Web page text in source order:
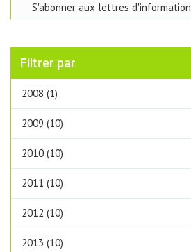
S'abonner aux lettres d'information
Filtrer par
2008 (1)
2009 (10)
2010 (10)
2011 (10)
2012 (10)
2013 (10)